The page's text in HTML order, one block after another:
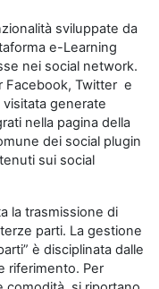
sviluppate da
e-Learning
nei social network.
Facebook, Twitter e
visitata generate
nella pagina della
dei social plugin
sui social
la trasmissione di
parti. La gestione
è disciplinata dalle
riferimento. Per